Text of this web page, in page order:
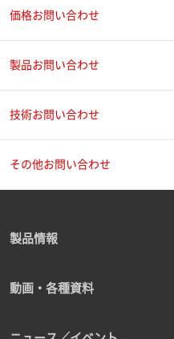
価格お問い合わせ
製品お問い合わせ
技術お問い合わせ
その他お問い合わせ
製品情報
動画・各種資料